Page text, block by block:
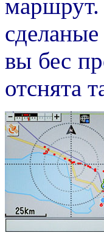
маршрут.
вы бес
отснята